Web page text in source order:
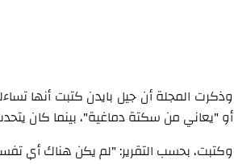
وذكرت المجلة أن جيل بايدن كتبت أنها
أو "يعاني من سكتة دماغية"، بينما كان
وكتبت، بحسب التقرير: "لم يكن هناك أي